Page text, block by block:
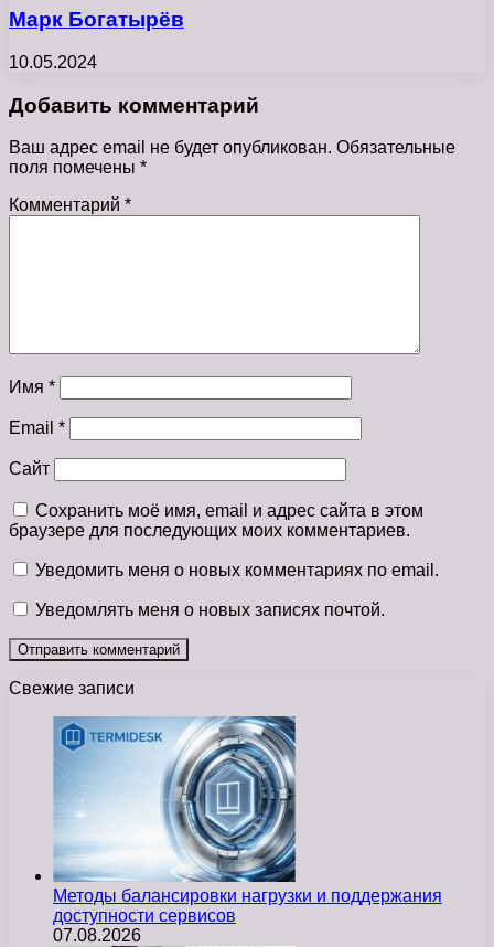
Марк Богатырёв
10.05.2024
Добавить комментарий
Ваш адрес email не будет опубликован. Обязательные
поля помечены *
Комментарий *
Имя *
Email *
Сайт
Сохранить моё имя, email и адрес сайта в этом
браузере для последующих моих комментариев.
Уведомить меня о новых комментариях по email.
Уведомлять меня о новых записях почтой.
Свежие записи
Методы балансировки нагрузки и поддержания
доступности сервисов
07.08.2026